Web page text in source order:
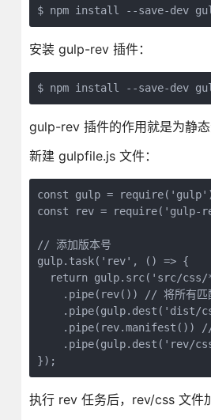
$ npm install --save-dev
安装 gulp-rev 插件：
$ npm install --save-dev
gulp-rev 插件的作用就是为静态
新建 gulpfile.js 文件：
const gulp =
const rev = require('gulp-
// 添加版本号
gulp.task('rev', () => {
return gulp.src('src/css/
.pipe(rev()) // 将所有匹
.pipe(gulp.dest('dist/
.pipe(rev.manifest()) //
.pipe(gulp.dest('rev/
});
执行 rev 任务后，rev/css 文件